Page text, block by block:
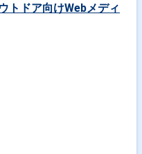
トドア向けWebメディ